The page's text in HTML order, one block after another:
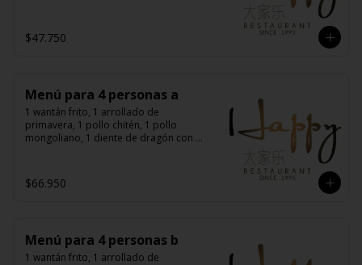
$47.750
Menú para 4 personas a
1 wantán frito, 1 arrollado de
primavera, 1 pollo chitén, 1 pollo
mongoliano, 1 diente de dragón con
$66.950
Menú para 4 personas b
1 wantán frito, 1 arrollado de